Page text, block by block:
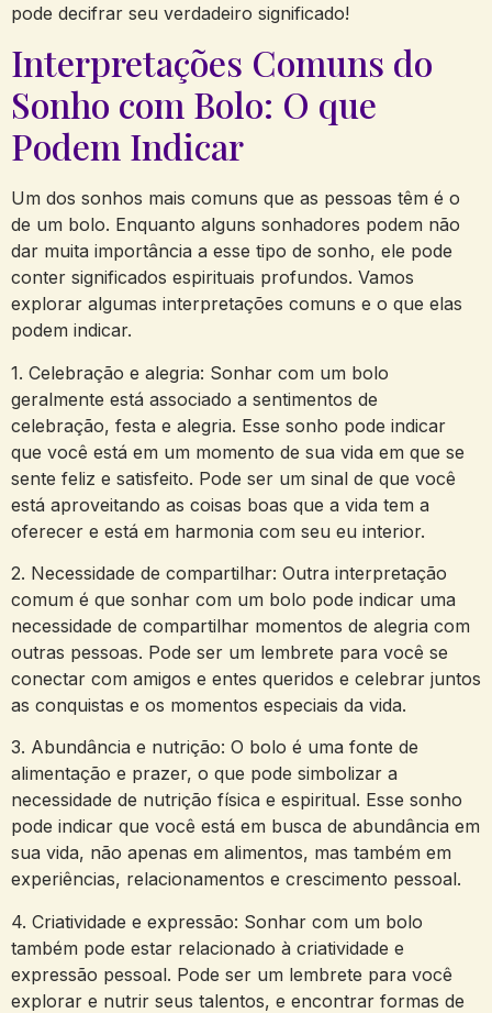
pode ⁣decifrar⁣ seu verdadeiro ⁣significado!
Interpretações Comuns do⁢
Sonho com ‍Bolo: O ⁣que
Podem ‌Indicar
Um dos sonhos mais comuns que as pessoas ⁤têm é o
de um bolo. Enquanto alguns sonhadores podem‍ não
dar muita importância a esse tipo de sonho, ele pode⁣
conter significados espirituais profundos. Vamos
explorar algumas interpretações comuns e o que elas‌
podem⁣ indicar.
1. Celebração e alegria:‌ Sonhar com um bolo
⁢geralmente está‍ associado a sentimentos de
celebração, festa e alegria. Esse sonho pode indicar
que você está em um momento ⁣de sua vida⁢ em que se
sente feliz e satisfeito. Pode ‍ser um sinal ‌de que você
está ⁤aproveitando ​as coisas ⁣boas que ​a​ vida tem a
oferecer e ‌está⁢ em harmonia com seu eu ‌interior.
2. Necessidade de compartilhar:​ Outra interpretação
comum é que sonhar com⁢ um bolo pode indicar uma ​
necessidade de compartilhar⁤ momentos ⁢de alegria com​
outras pessoas. Pode ser um ⁣lembrete para você se
conectar com amigos e entes queridos e ​celebrar juntos
as conquistas‌ e os momentos ‍especiais da⁢ vida.
3. Abundância e nutrição: O​ bolo ⁢é uma⁤ fonte de
alimentação e prazer, o que pode simbolizar a
necessidade de nutrição física ⁤e ⁤espiritual. Esse ‍sonho
pode ‍indicar ‍que você está ⁤em⁣ busca de abundância em
sua‌ vida, não apenas em alimentos, mas também em ​
experiências, relacionamentos e ⁤crescimento pessoal.
4. Criatividade e expressão: Sonhar com um bolo
também pode estar relacionado à ⁢criatividade e⁤
expressão pessoal. Pode⁢ ser ‍um ‌lembrete​ para você
explorar e ⁣nutrir seus talentos, e encontrar ⁣formas de‌